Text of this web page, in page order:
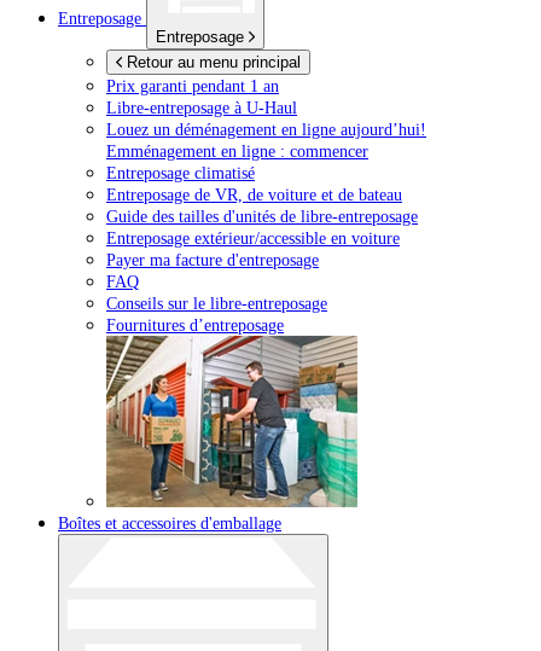
Entreposage
Entreposage
Retour au menu principal
Prix garanti pendant 1 an
Libre-entreposage à U-Haul
Louez un déménagement en ligne aujourd’hui!
Emménagement en ligne : commencer
Entreposage climatisé
Entreposage de VR, de voiture et de bateau
Guide des tailles d'unités de libre-entreposage
Entreposage extérieur/accessible en voiture
Payer ma facture d'entreposage
FAQ
Conseils sur le libre-entreposage
Fournitures d’entreposage
Boîtes et accessoires d'emballage